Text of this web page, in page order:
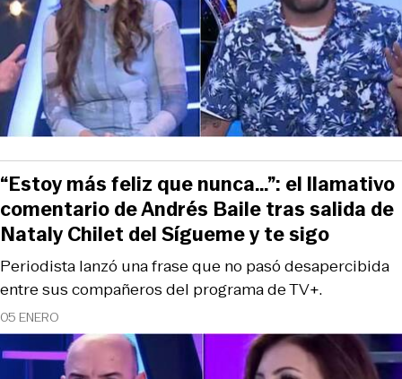
05 ENERO
Periodista lanzó una frase que no pasó desapercibida
entre sus compañeros del programa de TV+.
“Estoy más feliz que nunca…”: el llamativo
comentario de Andrés Baile tras salida de
Nataly Chilet del Sígueme y te sigo